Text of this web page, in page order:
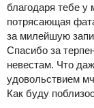
благодаря тебе
потрясающая
за милейшую
Спасибо за
невестам. Что
удовольствием
Как буду